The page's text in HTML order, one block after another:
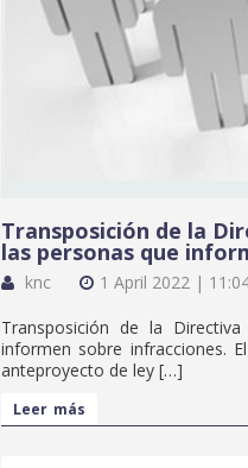
Transposición de la
las personas que
knc 1 April 2022 |
Transposición de la
informen sobre infracciones.
anteproyecto de ley […]
Leer más